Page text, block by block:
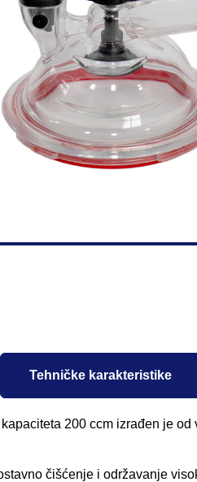
Tehničke karakteristike
200 ccm izrađen je
čišćenje i održavanje